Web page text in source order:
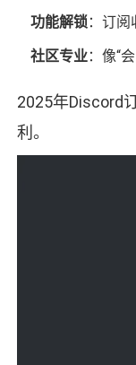
功能解锁 ：订阅
社区专业：像“
2025年Discord
利。